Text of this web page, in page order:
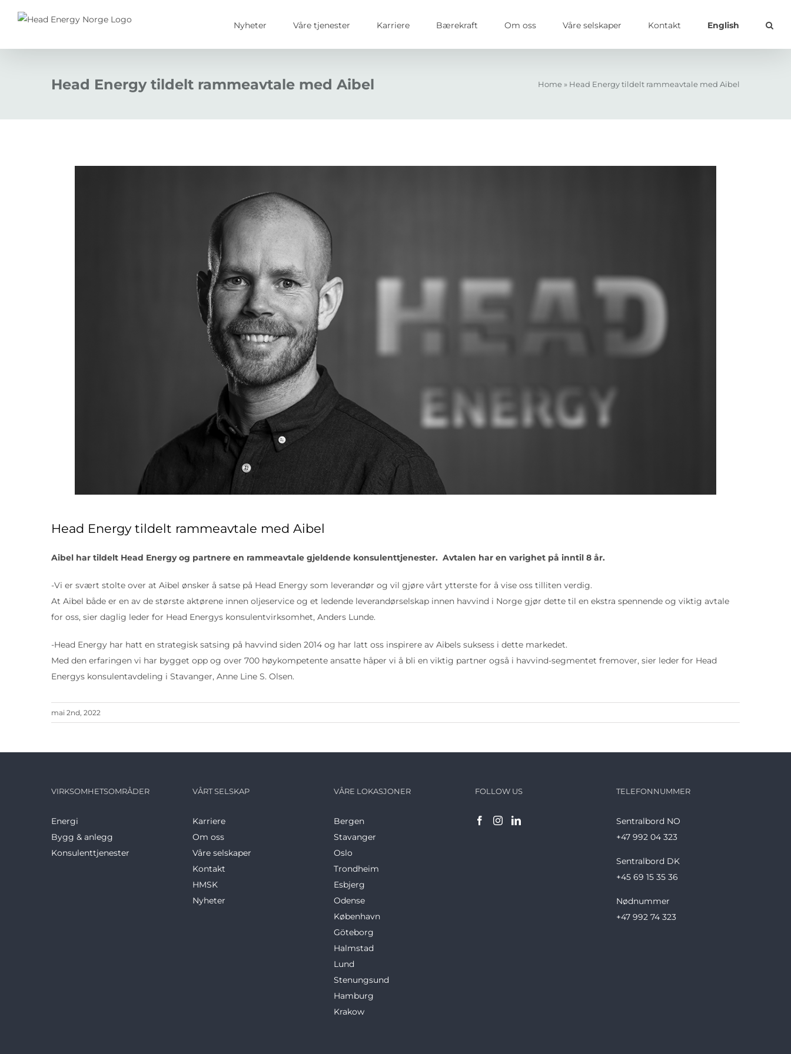
Nyheter Våre tjenester Karriere Bærekraft Om oss Våre selskaper Kontakt English
Head Energy tildelt rammeavtale med Aibel Home » Head Energy tildelt rammeavtale med Aibel
Head Energy tildelt rammeavtale med Aibel
Aibel har tildelt Head Energy og partnere en rammeavtale gjeldende konsulenttjenester. Avtalen har en varighet på inntil 8 år.
-Vi er svært stolte over at Aibel ønsker å satse på Head Energy som leverandør og vil gjøre vårt ytterste for å vise oss tilliten verdig.
At Aibel både er en av de største aktørene innen oljeservice og et ledende leverandørselskap innen havvind i Norge gjør dette til en ekstra spennende og viktig avtale
for oss, sier daglig leder for Head Energys konsulentvirksomhet, Anders Lunde.
-Head Energy har hatt en strategisk satsing på havvind siden 2014 og har latt oss inspirere av Aibels suksess i dette markedet.
Med den erfaringen vi har bygget opp og over 700 høykompetente ansatte håper vi å bli en viktig partner også i havvind-segmentet fremover, sier leder for Head
Energys konsulentavdeling i Stavanger, Anne Line S. Olsen.
mai 2nd, 2022
VIRKSOMHETSOMRÅDER
Energi
Bygg & anlegg
Konsulenttjenester
VÅRT SELSKAP
Karriere
Om oss
Våre selskaper
Kontakt
HMSK
Nyheter
VÅRE LOKASJONER
Bergen
Stavanger
Oslo
Trondheim
Esbjerg
Odense
København
Göteborg
Halmstad
Lund
Stenungsund
Hamburg
Krakow
FOLLOW US TELEFONNUMMER
Sentralbord NO
+47 992 04 323
Sentralbord DK
+45 69 15 35 36
Nødnummer
+47 992 74 323